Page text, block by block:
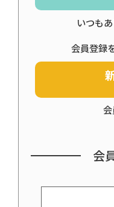
いつも
会員登録
会